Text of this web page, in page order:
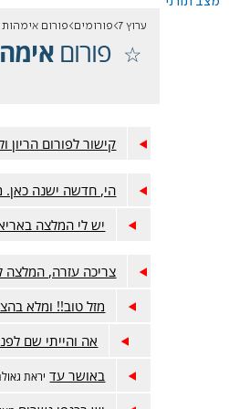
ערוץ 7 פורומים פורום
פורום
קישור לפורום הריון
הי, חדשה ישנה כאן.
יש לי המלצה
צריכה עזרה, המלצה
מזל טוב!! ומלא
אה והייתי שם
באושר עד יראת